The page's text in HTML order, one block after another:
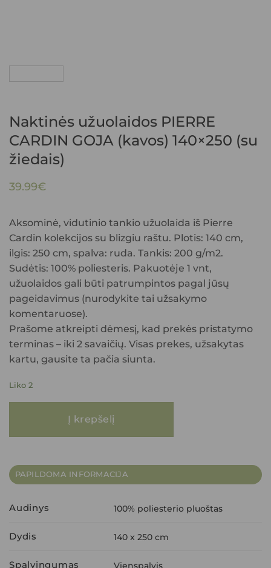
Naktinės užuolaidos PIERRE
CARDIN GOJA (kavos) 140×250 (su
žiedais)
39.99€
Aksominė, vidutinio tankio užuolaida iš Pierre
Cardin kolekcijos su blizgiu raštu. Plotis: 140 cm,
ilgis: 250 cm, spalva: ruda. Tankis: 200 g/m2.
Sudėtis: 100% poliesteris. Pakuotėje 1 vnt,
užuolaidos gali būti patrumpintos pagal jūsų
pageidavimus (nurodykite tai užsakymo
komentaruose).
Prašome atkreipti dėmesį, kad prekės pristatymo
terminas – iki 2 savaičių. Visas prekes, užsakytas
kartu, gausite ta pačia siunta.
Liko 2
Į krepšelį
PAPILDOMA INFORMACIJA
Audinys 100% poliesterio pluoštas
Dydis 140 x 250 cm
Spalvingumas Vienspalvis